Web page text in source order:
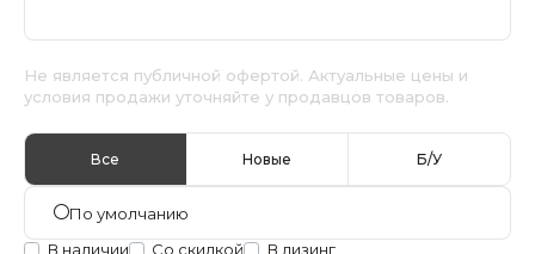
Не является публичной офертой. Актуальные цены и
условия продажи уточняйте у продавцов товаров.
Все Новые Б/У
По умолчанию
В наличии
Со скидкой В лизинг